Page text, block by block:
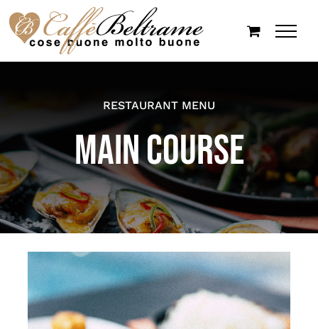
contenuto
RESTAURANT MENU
MAIN COURSE